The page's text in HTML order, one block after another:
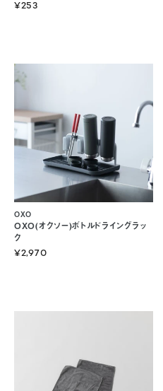
¥253
OXO(オクソー)ボトルドライングラッ
ク
OXO
¥2,970